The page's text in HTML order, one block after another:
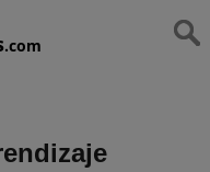
.com